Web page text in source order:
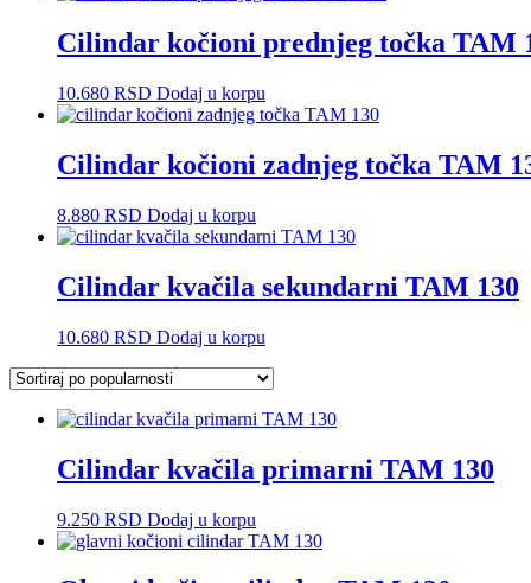
Cilindar kočioni prednjeg točka TAM
10.680 RSD Dodaj u korpu
Cilindar kočioni zadnjeg točka TAM
8.880 RSD Dodaj u korpu
Cilindar kvačila sekundarni TAM 130
10.680 RSD Dodaj u korpu
Cilindar kvačila primarni TAM 130
9.250 RSD Dodaj u korpu